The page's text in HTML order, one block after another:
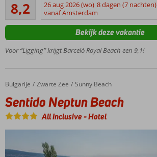
opgezet
hotel
Ruime
met
stijlvolle
inrichting
van het
zandstrand
Prachtig
Spa center
met
binnenbad
All
8,2
59
beoordelingen
26 aug 2026 (wo) 8 dagen (7 nachten)
vanaf Amsterdam
Voor “Ligging” krijgt Barceló Royal Beach een 9,1!
Bekijk deze vakantie
Home
Bulgarije Zwarte Zee Sunny Beach
Sentido Neptun Beach
Sentido Neptun Beach
All Inclusive-Hotel